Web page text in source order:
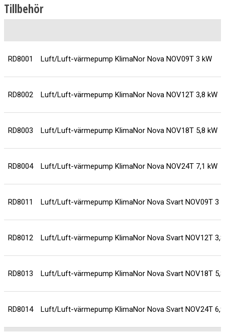
Tillbehör
RD8001 Luft/Luft-värmepump KlimaNor Nova NOV09T 3 kW
RD8002 Luft/Luft-värmepump KlimaNor Nova NOV12T 3,8 kW
RD8003 Luft/Luft-värmepump KlimaNor Nova NOV18T 5,8 kW
RD8004 Luft/Luft-värmepump KlimaNor Nova NOV24T 7,1 kW
RD8011 Luft/Luft-värmepump KlimaNor Nova Svart NOV09T 3
RD8012 Luft/Luft-värmepump KlimaNor Nova Svart NOV12T
RD8013 Luft/Luft-värmepump KlimaNor Nova Svart NOV18T
RD8014 Luft/Luft-värmepump KlimaNor Nova Svart NOV24T